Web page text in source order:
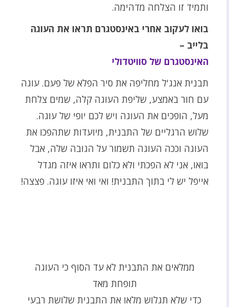
ותמיד זו הצלחה מדהימה.
בואו לעקוב אחרי באינסטגרם תראו את העוגה
בלייב –
האינסטגרם של סוויטדולי
תבנית אנג'ל מחליפה את סיר הפלא של פעם. עוגה
עם חור באמצע, שליפת העוגה קלה, שמים צלחת
מעל, הופכים את העוגה ויש לכם יופי של עוגה.
שלוש הרגליים של התבנית, מיועדות שתהפכו את
העוגה וככה העוגה תשמור על הגובה שלה, אבל
בואו, אני לא הפכתי ולא כלום ותראו איזה מגדל
אייפל יש לי בתוך התבנית! ואי ואי איזו עוגה. פצצה!
ממלאים את התבנית לא עד הסוף כי העוגה
תופחת מאד
כדי שלא תגלוש מלאו את התבנית שלושת רבעי